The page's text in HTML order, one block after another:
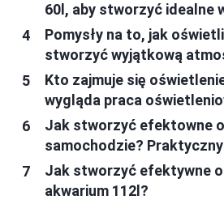
60l, aby stworzyć idealne
Pomysły na to, jak
stworzyć wyjątkową
Kto zajmuje się
wygląda praca
Jak stworzyć efektowne
samochodzie?
Jak stworzyć efektywne
akwarium 112l?